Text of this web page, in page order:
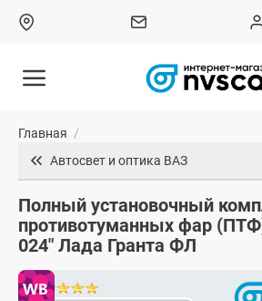
Главная /
Автосвет и оптика ВАЗ
Полный установочный
противотуманных фар
024" Лада Гранта ФЛ